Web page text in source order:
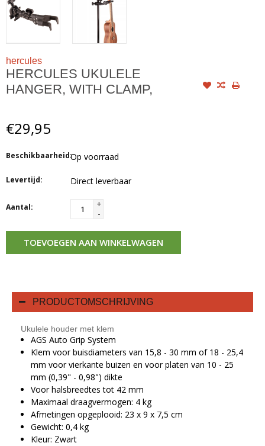
hercules
HERCULES UKULELE
HANGER, WITH CLAMP,
€29,95
Beschikbaarheid:Op voorraad
Levertijd: Direct leverbaar
Aantal:
+
-
TOEVOEGEN AAN WINKELWAGEN
PRODUCTOMSCHRIJVING
Ukulele houder met klem
AGS Auto Grip System
Klem voor buisdiameters van 15,8 - 30 mm of 18 - 25,4
mm voor vierkante buizen en voor platen van 10 - 25
mm (0,39" - 0,98") dikte
Voor halsbreedtes tot 42 mm
Maximaal draagvermogen: 4 kg
Afmetingen opgeplooid: 23 x 9 x 7,5 cm
Gewicht: 0,4 kg
Kleur: Zwart